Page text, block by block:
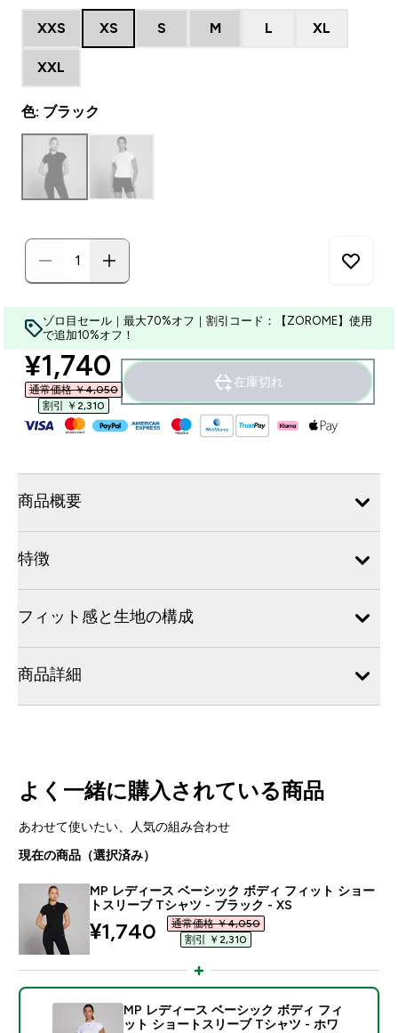
XXS XS S M L XL
XXL
色: ブラック
ゾロ目セール｜最大70%オフ｜割引コード：【ZOROME】使用
で追加10%オフ！
discounted price
¥1,740‎
通常価格 ￥4,050‎
割引 ￥2,310‎
在庫切れ
商品概要
特徴
フィット感と生地の構成
商品詳細
よく一緒に購入されている商品
あわせて使いたい、人気の組み合わせ
現在の商品（選択済み）
MP レディース ベーシック ボディ フィット ショー
トスリーブ Tシャツ - ブラック - XS
discounted price
¥1,740‎
通常価格 ￥4,050‎
割引 ￥2,310‎
MP レディース ベーシック ボディ フィ
ット ショートスリーブ Tシャツ - ホワ